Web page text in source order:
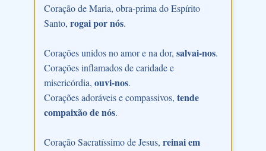
Coração de Maria, obra-prima do Espírito
Santo, rogai por nós.
Corações unidos no amor e na dor, salvai-nos.
Corações inflamados de caridade e
misericórdia, ouvi-nos.
Corações adoráveis e compassivos, tende
compaixão de nós.
Coração Sacratíssimo de Jesus, reinai em